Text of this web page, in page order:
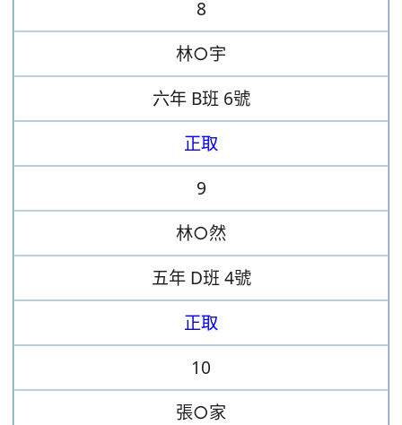
8
林○宇
六年 B班 6號
正取
9
林○然
五年 D班 4號
正取
10
張○家